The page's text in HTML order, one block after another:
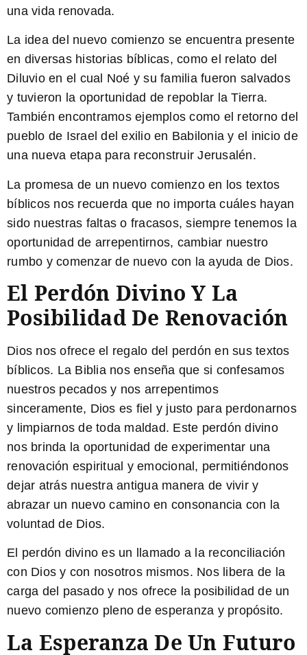
una vida renovada.
La idea del nuevo comienzo se encuentra presente
en diversas historias bíblicas, como el relato del
Diluvio en el cual Noé y su familia fueron salvados
y tuvieron la oportunidad de repoblar la Tierra.
También encontramos ejemplos como el retorno del
pueblo de Israel del exilio en Babilonia y el inicio de
una nueva etapa para reconstruir Jerusalén.
La promesa de un nuevo comienzo en los textos
bíblicos nos recuerda que no importa cuáles hayan
sido nuestras faltas o fracasos, siempre tenemos la
oportunidad de arrepentirnos, cambiar nuestro
rumbo y comenzar de nuevo con la ayuda de Dios.
El Perdón Divino Y La
Posibilidad De Renovación
Dios nos ofrece el regalo del perdón en sus textos
bíblicos. La Biblia nos enseña que si confesamos
nuestros pecados y nos arrepentimos
sinceramente, Dios es fiel y justo para perdonarnos
y limpiarnos de toda maldad. Este perdón divino
nos brinda la oportunidad de experimentar una
renovación espiritual y emocional, permitiéndonos
dejar atrás nuestra antigua manera de vivir y
abrazar un nuevo camino en consonancia con la
voluntad de Dios.
El perdón divino es un llamado a la reconciliación
con Dios y con nosotros mismos. Nos libera de la
carga del pasado y nos ofrece la posibilidad de un
nuevo comienzo pleno de esperanza y propósito.
La Esperanza De Un Futuro